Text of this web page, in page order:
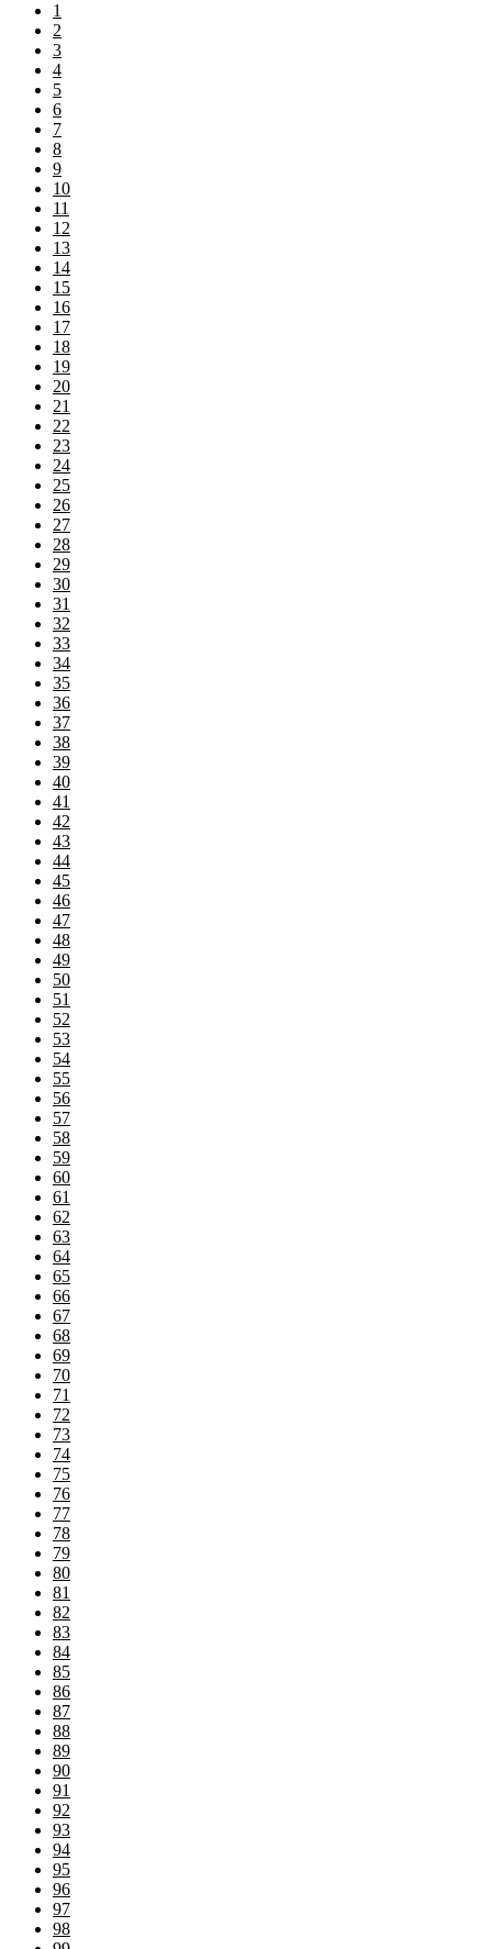
1
2
3
4
5
6
7
8
9
10
11
12
13
14
15
16
17
18
19
20
21
22
23
24
25
26
27
28
29
30
31
32
33
34
35
36
37
38
39
40
41
42
43
44
45
46
47
48
49
50
51
52
53
54
55
56
57
58
59
60
61
62
63
64
65
66
67
68
69
70
71
72
73
74
75
76
77
78
79
80
81
82
83
84
85
86
87
88
89
90
91
92
93
94
95
96
97
98